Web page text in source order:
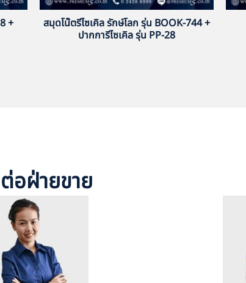
+
สมุดโน๊ตรีไซเคิล รักษ์โลก รุ่น BOOK-744 +
ปากการีไซเคิล รุ่น PP-28
อฝ่ายขาย